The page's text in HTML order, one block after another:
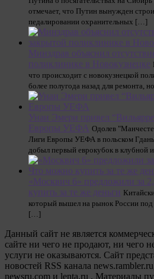
отмечает, что Путин вынужден
педалировании охранительных […]
Минздрав объяснил
поликлинике в Новокузнецке
что происходит с новокузнецкой
более полугода назад для ремонта,
Унаи Эмери привел
Европы УЕФА Одолев
Лиги Европы УЕФА в польском
добыл первый еврокубок в клубной
«Москвич 6» предложили за
купить за те же деньги
который вышел на рынок России
[…]
Данный сайт не является
сайте ни чего не продают, ни чего
услуги не оказываются. Сайт
новостей RSS канала
newsru.com и lenta.ru . Материалы